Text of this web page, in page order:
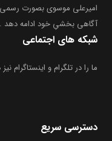
امیرعلی موسوی بصورت رسمی
آگاهی بخشیِ خود ادامه دهد .
شبکه های اجتماعی
ما را در تلگرام و اینستاگرام
دسترسی سریع